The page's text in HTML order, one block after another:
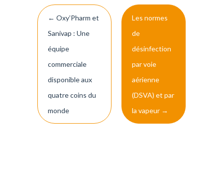
Navigation
l’article
← Oxy’Pharm et
Sanivap : Une
équipe
commerciale
disponible aux
quatre coins du
monde
Les normes
de
désinfection
par voie
aérienne
(DSVA) et par
la vapeur →